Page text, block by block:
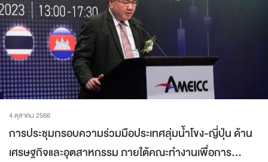
4 ตุลาคม 2566
การประชุมกรอบความร่วมมือประเทศลุ่มน้ำโขง-ญี่ปุ่น ด้าน
เศรษฐกิจและอุตสาหกรรม ภายใต้คณะทำงานเพื่อการ